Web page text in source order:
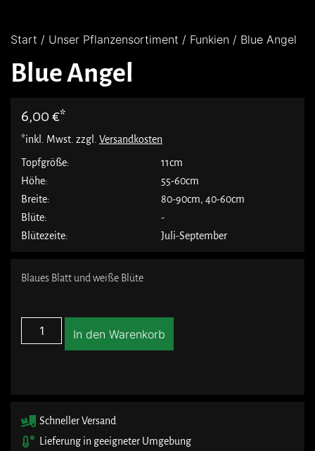
Start / Unser Pflanzensortiment / Funkien / Blue Angel
Blue Angel
6,00 €
*inkl. Mwst. zzgl. Versandkosten
Topfgröße:
11cm
Höhe:
55-60cm
Breite:
80-90cm, 40-60cm
Blüte:
-
Blütezeite:
Juli-September
Blaues Blatt und weiße Blüte
In den Warenkorb
Schneller Versand
Lieferung in geeigneter Umgebung